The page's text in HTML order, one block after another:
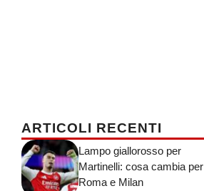
ARTICOLI RECENTI
Lampo giallorosso per
Martinelli: cosa cambia per
Roma e Milan